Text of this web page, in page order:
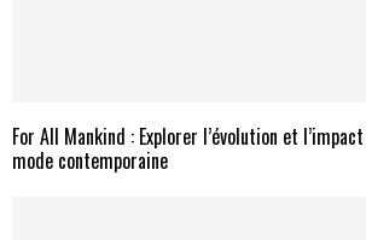
For All Mankind : Explorer l’évolution et
mode contemporaine